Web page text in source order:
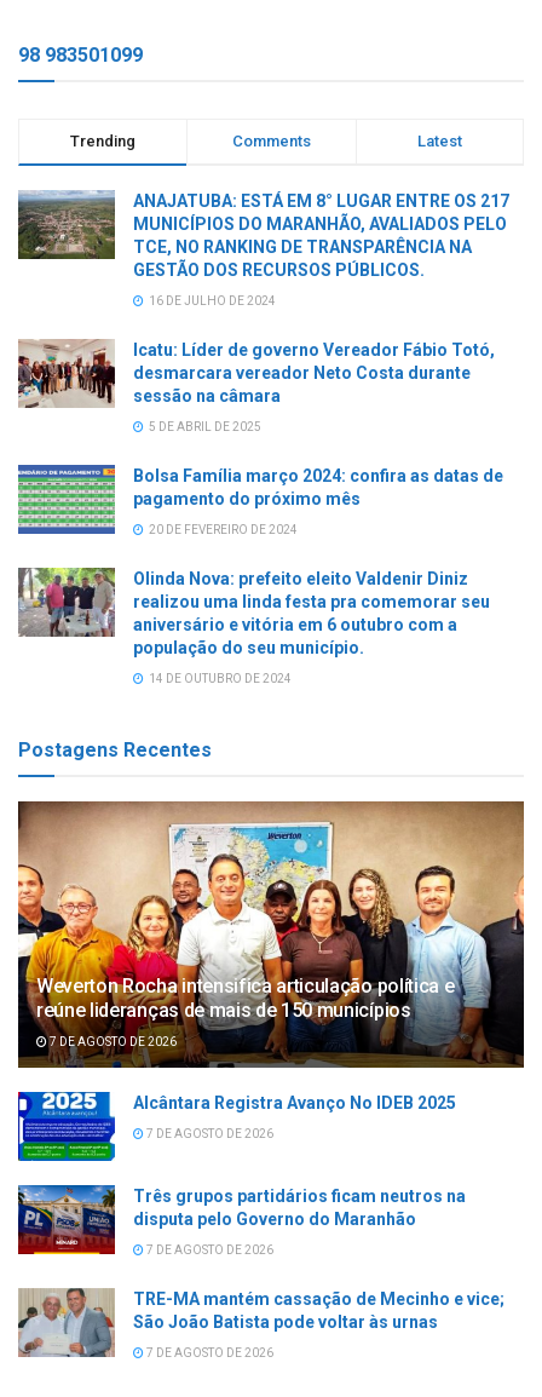
98 983501099
Trending Comments Latest
ANAJATUBA: ESTÁ EM 8° LUGAR ENTRE OS 217
MUNICÍPIOS DO MARANHÃO, AVALIADOS PELO
TCE, NO RANKING DE TRANSPARÊNCIA NA
GESTÃO DOS RECURSOS PÚBLICOS.
16 DE JULHO DE 2024
Icatu: Líder de governo Vereador Fábio Totó,
desmarcara vereador Neto Costa durante
sessão na câmara
5 DE ABRIL DE 2025
Bolsa Família março 2024: confira as datas de
pagamento do próximo mês
20 DE FEVEREIRO DE 2024
Olinda Nova: prefeito eleito Valdenir Diniz
realizou uma linda festa pra comemorar seu
aniversário e vitória em 6 outubro com a
população do seu município.
14 DE OUTUBRO DE 2024
Postagens Recentes
Weverton Rocha intensifica articulação política e
reúne lideranças de mais de 150 municípios
7 DE AGOSTO DE 2026
Alcântara Registra Avanço No IDEB 2025
7 DE AGOSTO DE 2026
Três grupos partidários ficam neutros na
disputa pelo Governo do Maranhão
7 DE AGOSTO DE 2026
TRE-MA mantém cassação de Mecinho e vice;
São João Batista pode voltar às urnas
7 DE AGOSTO DE 2026